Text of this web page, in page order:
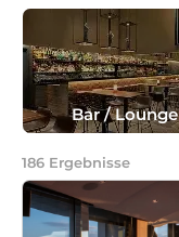
Bar / Lounge
186 Ergebnisse